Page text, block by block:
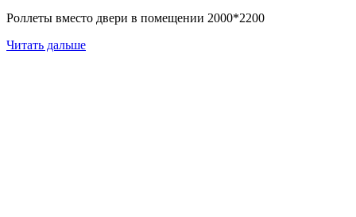
Роллеты вместо двери в помещении 2000*2200
Читать дальше